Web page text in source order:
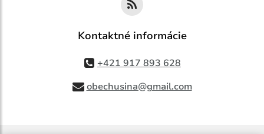
Kontaktné informácie
+421 917 893 628
obechusina@gmail.com